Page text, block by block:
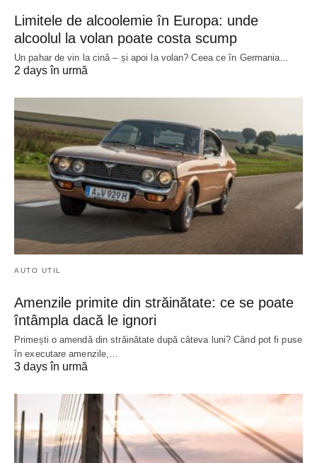
Limitele de alcoolemie în Europa: unde
alcoolul la volan poate costa scump
Un pahar de vin la cină – și apoi la volan? Ceea ce în Germania…
2 days în urmă
AUTO UTIL
Amenzile primite din străinătate: ce se poate
întâmpla dacă le ignori
Primești o amendă din străinătate după câteva luni? Când pot fi puse
în executare amenzile,…
3 days în urmă